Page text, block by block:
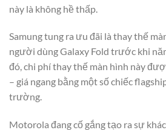
này là không hề thấp.
Samung tung ra ưu đãi là thay thế
người dùng Galaxy Fold trước khi
đó, chi phí thay thế màn hình này
– giá ngang bằng một số chiếc
trường.
Motorola đang cố gắng tạo ra sự